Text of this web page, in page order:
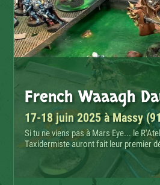
French Waaagh
17-18 juin 2025 à Massy
Si tu ne viens pas à Mars Eye... le
Taxidermiste auront fait leur premier